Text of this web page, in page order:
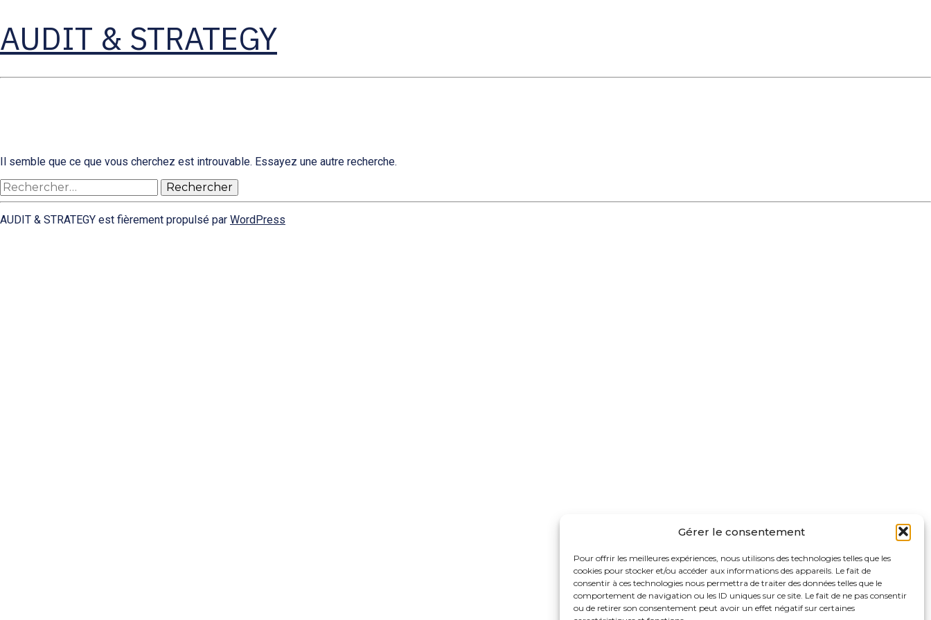
Gérer le consentement
Pour offrir les meilleures expériences, nous utilisons des technologies telles que les
cookies pour stocker et/ou accéder aux informations des appareils. Le fait de
consentir à ces technologies nous permettra de traiter des données telles que le
comportement de navigation ou les ID uniques sur ce site. Le fait de ne pas consentir
ou de retirer son consentement peut avoir un effet négatif sur certaines
AUDIT & STRATEGY
Il semble que ce que vous cherchez est introuvable. Essayez une autre recherche.
Rechercher :
AUDIT & STRATEGY est fièrement propulsé par WordPress